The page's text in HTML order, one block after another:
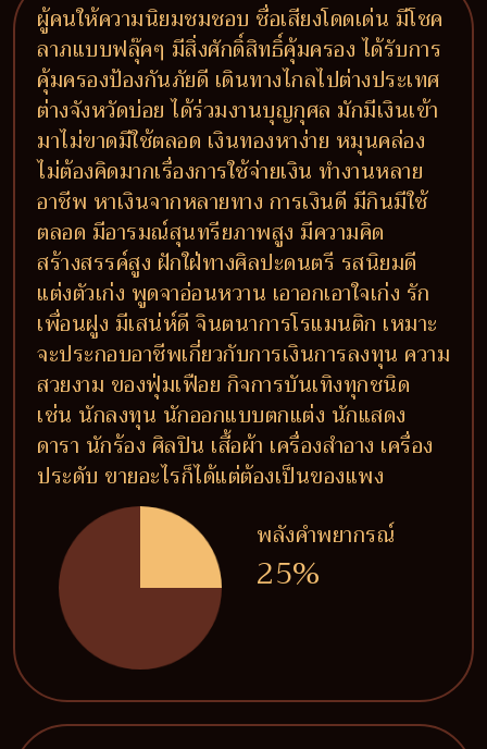
ผู้คนให้ความนิยมชมชอบ ชื่อเสียงโดดเด่น มีโชค
ลาภแบบฟลุ๊คๆ มีสิ่งศักดิ์สิทธิ์คุ้มครอง ได้รับการ
คุ้มครองป้องกันภัยดี เดินทางไกลไปต่างประเทศ
ต่างจังหวัดบ่อย ได้ร่วมงานบุญกุศล มักมีเงินเข้า
มาไม่ขาดมีใช้ตลอด เงินทองหาง่าย หมุนคล่อง
ไม่ต้องคิดมากเรื่องการใช้จ่ายเงิน ทำงานหลาย
อาชีพ หาเงินจากหลายทาง การเงินดี มีกินมีใช้
ตลอด มีอารมณ์สุนทรียภาพสูง มีความคิด
สร้างสรรค์สูง ฝักใฝ่ทางศิลปะดนตรี รสนิยมดี
แต่งตัวเก่ง พูดจาอ่อนหวาน เอาอกเอาใจเก่ง รัก
เพื่อนฝูง มีเสน่ห์ดี จินตนาการโรแมนติก เหมาะ
จะประกอบอาชีพเกี่ยวกับการเงินการลงทุน ความ
สวยงาม ของฟุ่มเฟือย กิจการบันเทิงทุกชนิด
เช่น นักลงทุน นักออกแบบตกแต่ง นักแสดง
ดารา นักร้อง ศิลปิน เสื้อผ้า เครื่องสำอาง เครื่อง
ประดับ ขายอะไรก็ได้แต่ต้องเป็นของแพง
พลังคำพยากรณ์
25%